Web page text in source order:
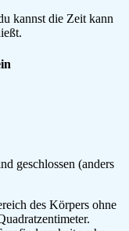
kannst die Zeit kann
geschlossen (anders
des Körpers ohne